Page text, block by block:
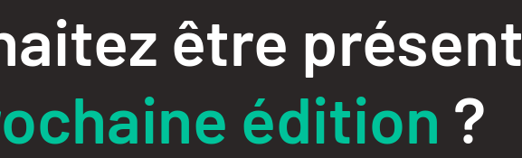
être présent
édition ?